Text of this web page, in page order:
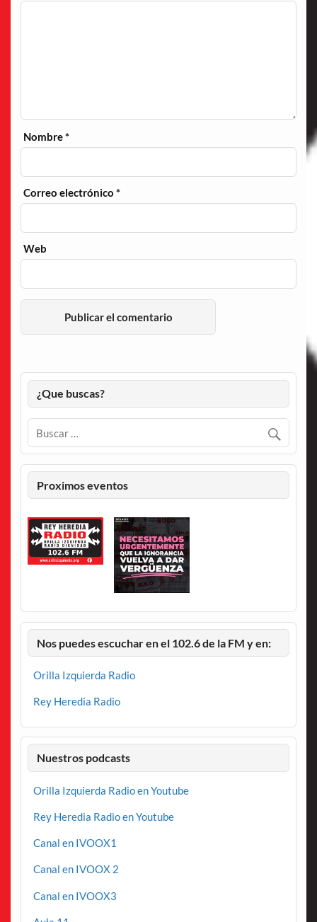
Nombre*
Correo electrónico*
Web
¿Que buscas?
Proximos eventos
Nos puedes escuchar en el 102.6 de la FM y en:
Orilla Izquierda Radio
Rey Heredia Radio
Nuestros podcasts
Orilla Izquierda Radio en Youtube
Rey Heredia Radio en Youtube
Canal en IVOOX1
Canal en IVOOX 2
Canal en IVOOX3